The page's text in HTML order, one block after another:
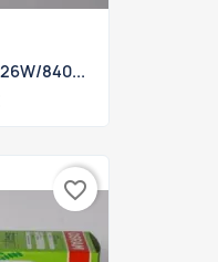
26W/840...
favorite_border